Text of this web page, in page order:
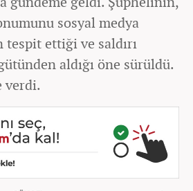
sosyal medya
tespit ettiği ve saldırı
aldığı öne sürüldü.
verdi.